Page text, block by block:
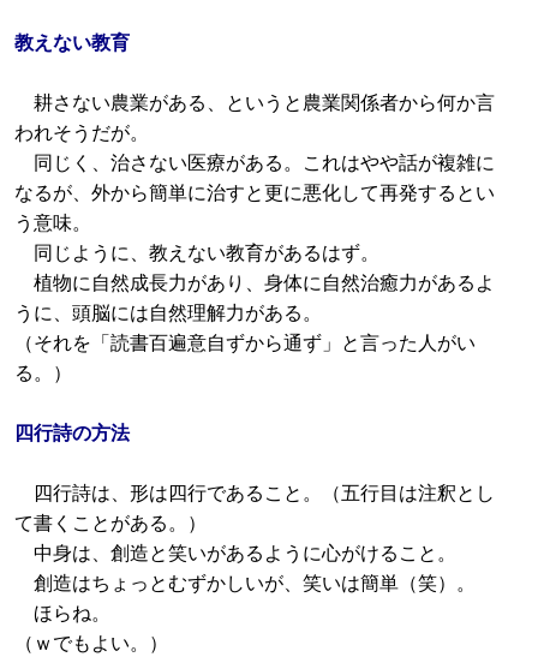
教えない教育
耕さない農業がある、というと農業関係者から何か言
われそうだが。
同じく、治さない医療がある。これはやや話が複雑に
なるが、外から簡単に治すと更に悪化して再発するとい
う意味。
同じように、教えない教育があるはず。
植物に自然成長力があり、身体に自然治癒力があるよ
うに、頭脳には自然理解力がある。
（それを「読書百遍意自ずから通ず」と言った人がい
る。）
四行詩の方法
四行詩は、形は四行であること。（五行目は注釈とし
て書くことがある。）
中身は、創造と笑いがあるように心がけること。
創造はちょっとむずかしいが、笑いは簡単（笑）。
ほらね。
（ｗでもよい。）